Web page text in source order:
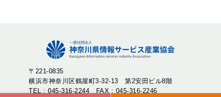
〒221-0835
横浜市神奈川区鶴屋町3-32-13 第2安田ビル8階
TEL : 045-316-2244 FAX : 045-316-2246